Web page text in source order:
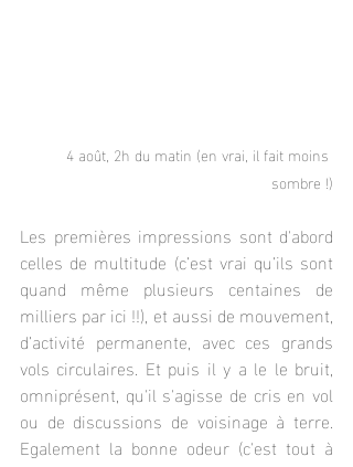
4 août, 2h du matin (en vrai, il fait moins
sombre !)
Les premières impressions sont d'abord
celles de multitude (c’est vrai qu’ils sont
quand même plusieurs centaines de
milliers par ici !!), et aussi de mouvement,
d’activité permanente, avec ces grands
vols circulaires. Et puis il y a le le bruit,
omniprésent, qu'il s'agisse de cris en vol
ou de discussions de voisinage à terre.
Egalement la bonne odeur (c'est tout à